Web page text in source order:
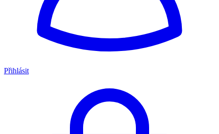
Přihlásit